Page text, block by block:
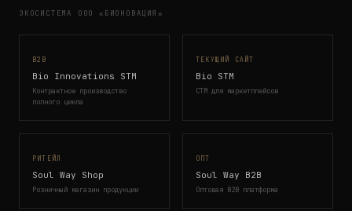
ЭКОСИСТЕМА ООО «БИОНОВАЦИЯ»
B2B
Bio Innovations STM
Контрактное производство
полного цикла
ТЕКУЩИЙ САЙТ
Bio STM
СТМ для маркетплейсов
РИТЕЙЛ
Soul Way Shop
Розничный магазин продукции
ОПТ
Soul Way B2B
Оптовая B2B платформа